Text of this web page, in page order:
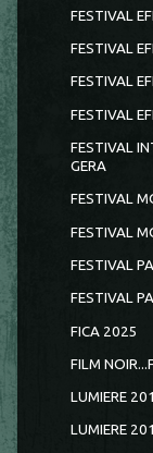
FESTIVAL
FESTIVAL
FESTIVAL
FESTIVAL
FESTIVAL
GERA
FESTIVAL
FESTIVAL
FESTIVAL
FESTIVAL
FICA 2025
FILM
LUMIERE
LUMIERE